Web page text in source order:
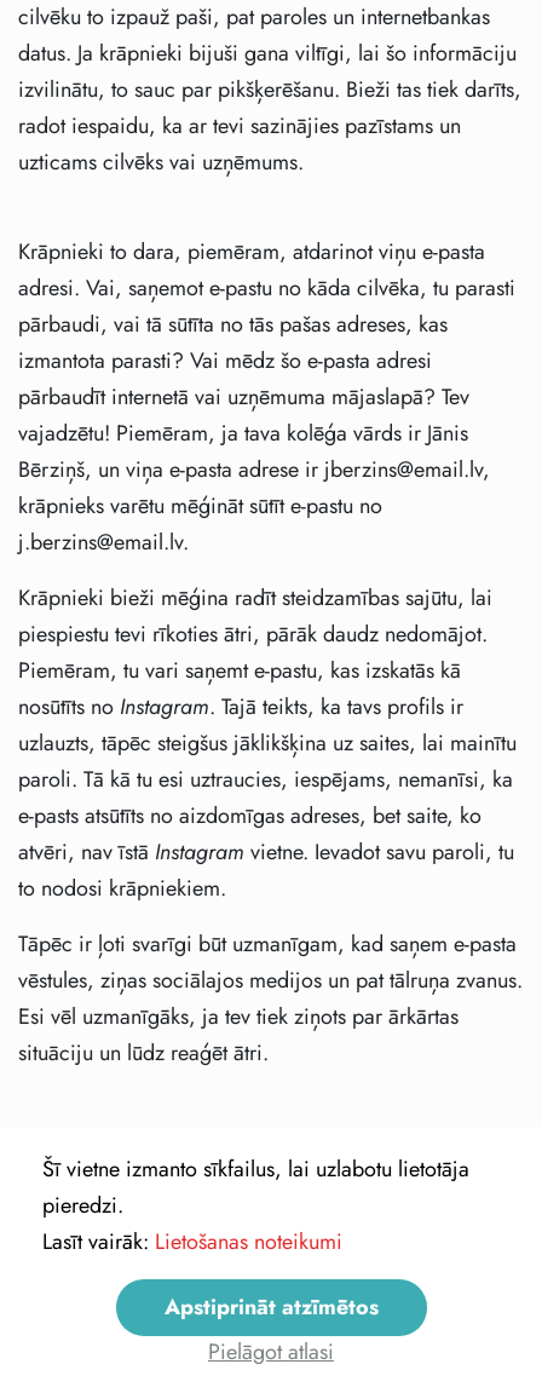
cilvēku to izpauž paši, pat paroles un internetbankas
datus. Ja krāpnieki bijuši gana viltīgi, lai šo informāciju
izvilinātu, to sauc par pikšķerēšanu. Bieži tas tiek darīts,
radot iespaidu, ka ar tevi sazinājies pazīstams un
uzticams cilvēks vai uzņēmums.
Krāpnieki to dara, piemēram, atdarinot viņu e-pasta
adresi. Vai, saņemot e-pastu no kāda cilvēka, tu parasti
pārbaudi, vai tā sūtīta no tās pašas adreses, kas
izmantota parasti? Vai mēdz šo e-pasta adresi
pārbaudīt internetā vai uzņēmuma mājaslapā? Tev
vajadzētu! Piemēram, ja tava kolēģa vārds ir Jānis
Bērziņš, un viņa e-pasta adrese ir jberzins@email.lv,
krāpnieks varētu mēģināt sūtīt e-pastu no
j.berzins@email.lv.
Krāpnieki bieži mēģina radīt steidzamības sajūtu, lai
piespiestu tevi rīkoties ātri, pārāk daudz nedomājot.
Piemēram, tu vari saņemt e-pastu, kas izskatās kā
nosūtīts no Instagram. Tajā teikts, ka tavs profils ir
uzlauzts, tāpēc steigšus jāklikšķina uz saites, lai mainītu
paroli. Tā kā tu esi uztraucies, iespējams, nemanīsi, ka
e-pasts atsūtīts no aizdomīgas adreses, bet saite, ko
atvēri, nav īstā Instagram vietne. Ievadot savu paroli, tu
to nodosi krāpniekiem.
Tāpēc ir ļoti svarīgi būt uzmanīgam, kad saņem e-pasta
vēstules, ziņas sociālajos medijos un pat tālruņa zvanus.
Esi vēl uzmanīgāks, ja tev tiek ziņots par ārkārtas
situāciju un lūdz reaģēt ātri.
Paroles
Šī vietne izmanto sīkfailus, lai uzlabotu lietotāja
pieredzi.
Lasīt vairāk: Lietošanas noteikumi
Apstiprināt atzīmētos
Pielāgot atlasi